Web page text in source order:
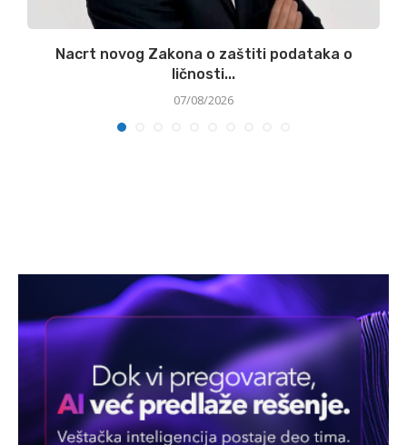
Nacrt novog Zakona o zaštiti podataka o
ličnosti...
07/08/2026